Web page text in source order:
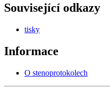
Související odkazy
tisky
Informace
O stenoprotokolech